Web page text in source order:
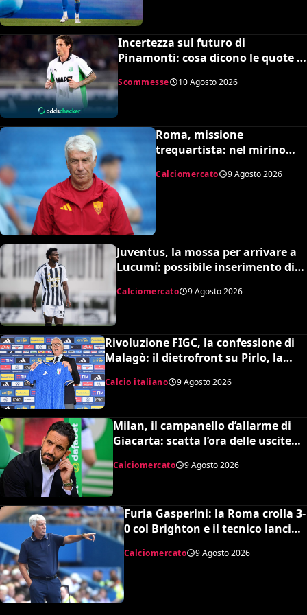
Incertezza sul futuro di
Pinamonti: cosa dicono le quote e
Scommesse 10 Agosto 2026
Roma, missione
trequartista: nel mirino
Calciomercato 9 Agosto 2026
Juventus, la mossa per arrivare a
Lucumí: possibile inserimento di
Calciomercato 9 Agosto 2026
Rivoluzione FIGC, la confessione di
Malagò: il dietrofront su Pirlo, la
scelta Mancini e il nuovo volto
dell’Italia
Calcio italiano 9 Agosto 2026
Milan, il campanello d’allarme di
Giacarta: scatta l’ora delle uscite
Calciomercato 9 Agosto 2026
Furia Gasperini: la Roma crolla 3-
0 col Brighton e il tecnico lancia
l’allarme mercato
Calciomercato 9 Agosto 2026